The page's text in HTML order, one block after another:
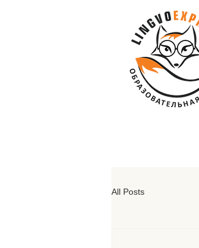
All Posts